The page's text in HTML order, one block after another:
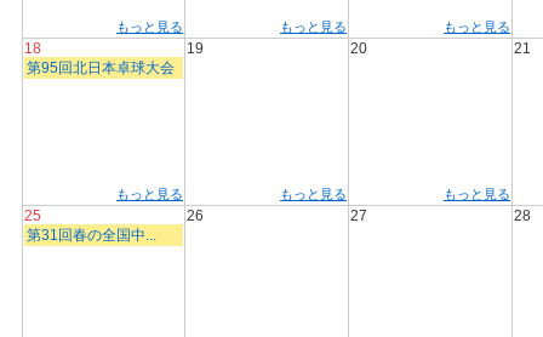
もっと見る もっと見る もっと見る
18
第95回北日本卓球大会
もっと見る
19
もっと見る
20
もっと見る
21
25
第31回春の全国中...
26 27 28